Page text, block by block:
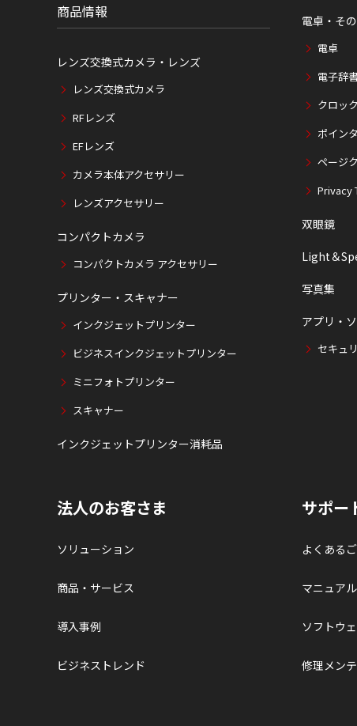
商品情報
レンズ交換式カメラ・レンズ
レンズ交換式カメラ
RFレンズ
EFレンズ
カメラ本体アクセサリー
レンズアクセサリー
コンパクトカメラ
コンパクトカメラ アクセサリー
プリンター・スキャナー
インクジェットプリンター
ビジネスインクジェットプリンター
ミニフォトプリンター
スキャナー
インクジェットプリンター消耗品
電卓・そ
電卓
電子辞
クロッ
ポイン
ページ
Privacy
双眼鏡
Light＆
写真集
アプリ・
セキュ
法人のお客さま
ソリューション
商品・サービス
導入事例
ビジネストレンド
サポー
よくある
マニュア
ソフトウ
修理メン